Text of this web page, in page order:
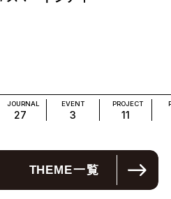
JOURNAL
27
EVENT
3
PROJECT
11
THEME一覧